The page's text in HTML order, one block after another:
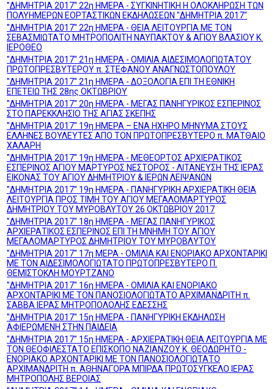
''ΔΗΜΗΤΡΙΑ 2017'' 22η ΗΜΕΡΑ - ΣΥΓΚΙΝΗΤΙΚΗ Η ΟΛΟΚΛΗΡΩΣΗ ΤΩΝ
ΠΟΛΥΗΜΕΡΩΝ ΕΟΡΤΑΣΤΙΚΩΝ ΕΚΔΗΛΩΣΕΩΝ "ΔΗΜΗΤΡΙΑ 2017"
''ΔΗΜΗΤΡΙΑ 2017'' 22η ΗΜΕΡΑ - ΘΕΙΑ ΛΕΙΤΟΥΡΓΙΑ ΜΕ ΤΟΝ
ΣΕΒΑΣΜΙΩΤΑΤΟ ΜΗΤΡΟΠΟΛΙΤΗ ΝΑΥΠΑΚΤΟΥ & ΑΓΙΟΥ ΒΛΑΣΙΟΥ Κ.
ΙΕΡΟΘΕΟ
''ΔΗΜΗΤΡΙΑ 2017'' 21η ΗΜΕΡΑ - ΟΜΙΛΙΑ ΑΙΔΕΣΙΜΟΛΟΓΙΩΤΑΤΟΥ
ΠΡΩΤΟΠΡΕΣΒΥΤΕΡΟΥ π. ΣΤΕΦΑΝΟΥ ΑΝΑΓΝΩΣΤΟΠΟΥΛΟΥ
''ΔΗΜΗΤΡΙΑ 2017'' 21η ΗΜΕΡΑ - ΔΟΞΟΛΟΓΙΑ ΕΠΙ ΤΗ ΕΘΝΙΚΗ
ΕΠΕΤΕΙΩ ΤΗΣ 28ης ΟΚΤΩΒΡΙΟΥ
''ΔΗΜΗΤΡΙΑ 2017'' 20η ΗΜΕΡΑ - ΜΕΓΑΣ ΠΑΝΗΓΥΡΙΚΟΣ ΕΣΠΕΡΙΝΟΣ
ΣΤΟ ΠΑΡΕΚΚΛΗΣΙΟ ΤΗΣ ΑΓΙΑΣ ΣΚΕΠΗΣ
''ΔΗΜΗΤΡΙΑ 2017'' 19η ΗΜΕΡΑ – ΕΝΑ ΗΧΗΡΟ ΜΗΝΥΜΑ ΣΤΟΥΣ
ΕΛΛΗΝΕΣ ΒΟΥΛΕΥΤΕΣ ΑΠΟ ΤΟΝ ΠΡΩΤΟΠΡΕΣΒΥΤΕΡΟ π. ΜΑΤΘΑΙΟ
ΧΑΛΑΡΗ
''ΔΗΜΗΤΡΙΑ 2017'' 19η ΗΜΕΡΑ - ΜΕΘΕΟΡΤΟΣ ΑΡΧΙΕΡΑΤΙΚΟΣ
ΕΣΠΕΡΙΝΟΣ ΑΓΙΟΥ ΜΑΡΤΥΡΟΣ ΝΕΣΤΟΡΟΣ - ΛΙΤΑΝΕΥΣΗ ΤΗΣ ΙΕΡΑΣ
ΕΙΚΟΝΑΣ ΤΟΥ ΑΓΙΟΥ ΔΗΜΗΤΡΙΟΥ & ΙΕΡΩΝ ΛΕΙΨΑΝΩΝ
''ΔΗΜΗΤΡΙΑ 2017'' 19η ΗΜΕΡΑ - ΠΑΝΗΓΥΡΙΚΗ ΑΡΧΙΕΡΑΤΙΚΗ ΘΕΙΑ
ΛΕΙΤΟΥΡΓΙΑ ΠΡΟΣ ΤΙΜΗ ΤΟΥ ΑΓΙΟΥ ΜΕΓΑΛΟΜΑΡΤΥΡΟΣ
ΔΗΜΗΤΡΙΟΥ ΤΟΥ ΜΥΡΟΒΛΥΤΟΥ 26 ΟΚΤΩΒΡΙΟΥ 2017
''ΔΗΜΗΤΡΙΑ 2017'' 18η ΗΜΕΡΑ - ΜΕΓΑΣ ΠΑΝΗΓΥΡΙΚΟΣ
ΑΡΧΙΕΡΑΤΙΚΟΣ ΕΣΠΕΡΙΝΟΣ ΕΠΙ ΤΗ ΜΝΗΜΗ ΤΟΥ ΑΓΙΟΥ
ΜΕΓΑΛΟΜΑΡΤΥΡΟΣ ΔΗΜΗΤΡΙΟΥ ΤΟΥ ΜΥΡΟΒΛYΤΟΥ
''ΔΗΜΗΤΡΙΑ 2017'' 17η ΜΕΡΑ - ΟΜΙΛΙΑ ΚΑΙ ΕΝΟΡΙΑΚΟ ΑΡΧΟΝΤΑΡΙΚΙ
ΜΕ ΤΟΝ ΑΙΔΕΣΙΜΟΛΟΓΙΩΤΑΤΟ ΠΡΩΤΟΠΡΕΣΒΥΤΕΡΟ Π.
ΘΕΜΙΣΤΟΚΛΗ ΜΟΥΡΤΖΑΝΟ
''ΔΗΜΗΤΡΙΑ 2017'' 16η ΗΜΕΡΑ - ΟΜΙΛΙΑ ΚΑΙ ΕΝΟΡΙΑΚΟ
ΑΡΧΟΝΤΑΡΙΚΙ ΜΕ ΤΟΝ ΠΑΝΟΣΙΟΛΟΓΙΩΤΑΤΟ ΑΡΧΙΜΑΝΔΡΙΤΗ π.
ΣΑΒΒΑ ΙΕΡΑΣ ΜΗΤΡΟΠΟΛΟΛΗΣ ΕΔΕΣΣΗΣ
''ΔΗΜΗΤΡΙΑ 2017'' 15η ΗΜΕΡΑ - ΠΑΝΗΓΥΡΙΚΗ ΕΚΔΗΛΩΣΗ
ΑΦΙΕΡΩΜΕΝΗ ΣΤΗΝ ΠΑΙΔΕΙΑ
''ΔΗΜΗΤΡΙΑ 2017'' 15η ΗΜΕΡΑ - ΑΡΧΙΕΡΑΤΙΚΗ ΘΕΙΑ ΛΕΙΤΟΥΡΓΙΑ ΜΕ
ΤΟΝ ΘΕΟΦΙΛΕΣΤΑΤΟ ΕΠΙΣΚΟΠΟ ΝΑΖΙΑΝΖΟΥ Κ. ΘΕΟΔΩΡΗΤΟ -
ΕΝΟΡΙΑΚΟ ΑΡΧΟΝΤΑΡΙΚΙ ΜΕ ΤΟΝ ΠΑΝΟΣΙΟΛΟΓΙΩΤΑΤΟ
ΑΡΧΙΜΑΝΔΡΙΤΗ π. ΑΘΗΝΑΓΟΡΑ ΜΠΙΡΔΑ ΠΡΩΤΟΣΥΓΚΕΛΟ ΙΕΡΑΣ
ΜΗΤΡΟΠΟΛΗΣ ΒΕΡΟΙΑΣ